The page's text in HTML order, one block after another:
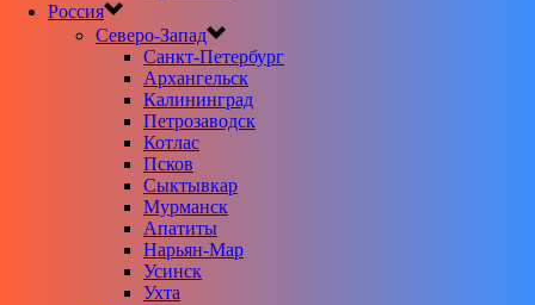
Россия
Северо-Запад
Санкт-Петербург
Архангельск
Калининград
Петрозаводск
Котлас
Псков
Сыктывкар
Мурманск
Апатиты
Нарьян-Мар
Усинск
Ухта